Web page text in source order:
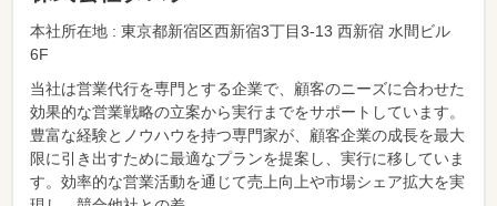
本社所在地 : 東京都新宿区西新宿3丁目3-13 西新宿 水間ビル
6F
当社は営業代行を専門とする企業で、顧客のニーズに合わせた
効果的な営業戦略の立案から実行までをサポートしています。
豊富な経験とノウハウを持つ専門家が、顧客企業の成長を最大
限に引き出すために最適なプランを提案し、実行に移していま
す。効率的な営業活動を通じて売上向上や市場シェア拡大を実